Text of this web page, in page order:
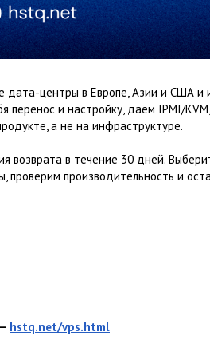
дата-центры в Европе, Азии и США и
перенос и настройку, даём IPMI/
а не на инфраструктуре.
возврата в течение 30 дней.
производительность и
hstq.net/vps.html